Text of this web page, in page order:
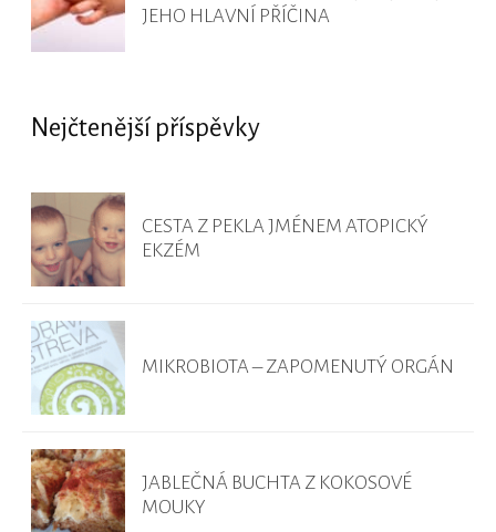
JEHO HLAVNÍ PŘÍČINA
Nejčtenější příspěvky
CESTA Z PEKLA JMÉNEM ATOPICKÝ
EKZÉM
MIKROBIOTA – ZAPOMENUTÝ ORGÁN
JABLEČNÁ BUCHTA Z KOKOSOVÉ
MOUKY